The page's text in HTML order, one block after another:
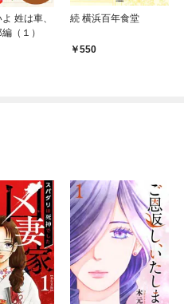
姓は車、
（１）
続 横浜百年食堂
550